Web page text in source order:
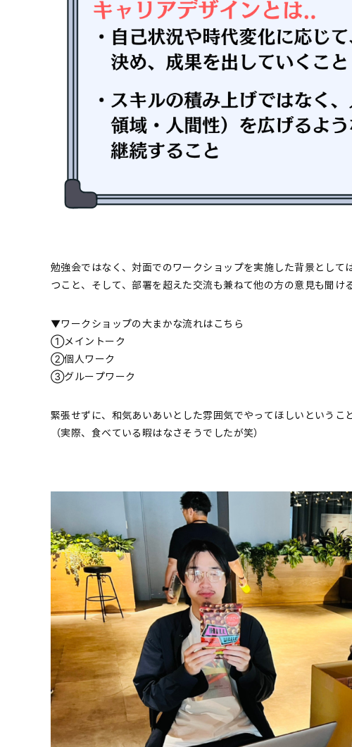
勉強会ではなく、対面でのワークショップを実施した背景とし
つこと、そして、部署を超えた交流も兼ねて他の方の意見も聞け
▼ワークショップの大まかな流れはこちら
①メイントーク
②個人ワーク
③グループワーク
緊張せずに、和気あいあいとした雰囲気でやってほしいというこ
（実際、食べている暇はなさそうでしたが笑）